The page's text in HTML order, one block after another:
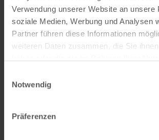
Verwendung unserer Website an unsere
soziale Medien, Werbung und Analysen
Partner führen diese Informationen
weiteren Daten zusammen, die Sie
Notwendig
Präferenzen
Visual Content Creator (m/w/d) – E-
Werde Teil von Lemodo360! Als Visual
gestaltest du verkaufsstarke Amazon- und